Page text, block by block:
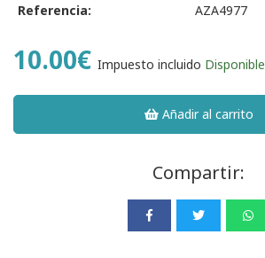
Referencia: AZA4977
10.00€ Impuesto incluido Disponible
Añadir al carrito
Compartir: